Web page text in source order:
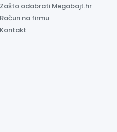
Zašto odabrati Megabajt.hr
Račun na firmu
Kontakt